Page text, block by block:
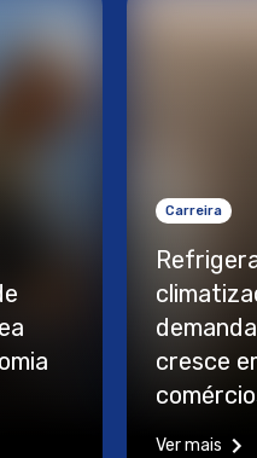
Carreira
cresce
Ver mais